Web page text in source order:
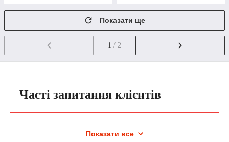
Показати ще
1 / 2
Часті запитання клієнтів
Показати все